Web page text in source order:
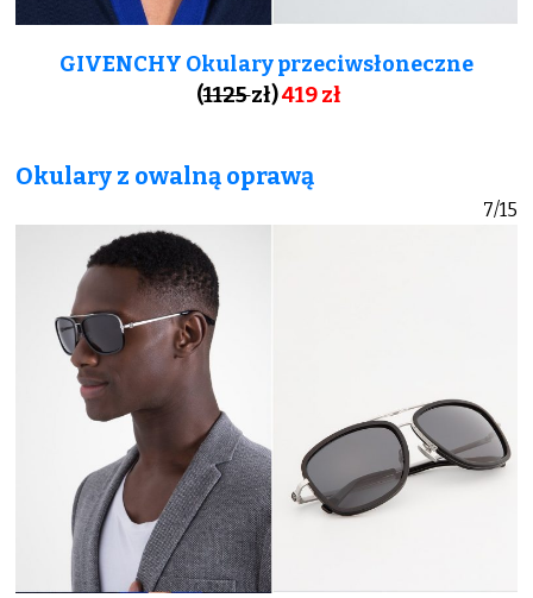
GIVENCHY Okulary przeciwsłoneczne
(1125zł)419 zł
Okulary z owalną oprawą
7/15